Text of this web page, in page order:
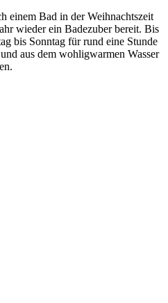
einem Bad in der Weihnachtszeit
wieder ein Badezuber bereit. Bis
bis Sonntag für rund eine Stunde
aus dem wohligwarmen Wasser